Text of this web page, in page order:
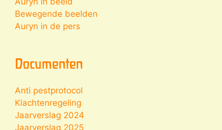
Bewegende beelden
Auryn in de pers
Documenten
Anti pestprotocol
Klachtenregeling
Jaarverslag 2024
Jaarverslag 2025